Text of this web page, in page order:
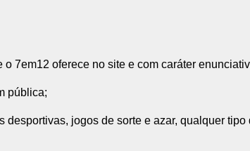
7em12 oferece no site e com caráter
pública;
jogos de sorte e azar, qualquer